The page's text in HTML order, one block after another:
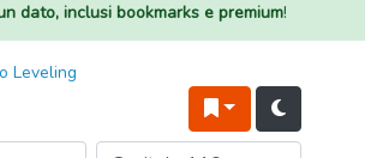
dato, inclusi bookmarks e premium!
Leveling